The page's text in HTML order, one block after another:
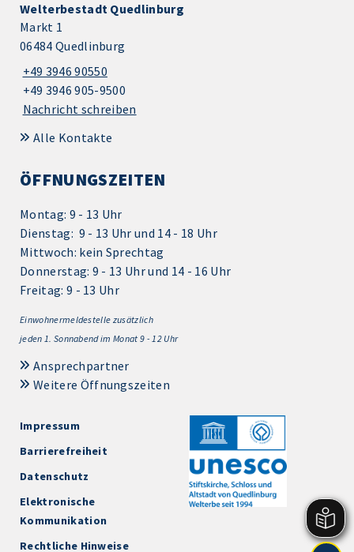
Welterbestadt Quedlinburg
Markt 1
06484 Quedlinburg
+49 3946 90550
+49 3946 905-9500
Nachricht schreiben
Alle Kontakte
ÖFFNUNGSZEITEN
Montag: 9 - 13 Uhr
Dienstag: 9 - 13 Uhr und 14 - 18 Uhr
Mittwoch: kein Sprechtag
Donnerstag: 9 - 13 Uhr und 14 - 16 Uhr
Freitag: 9 - 13 Uhr
Einwohnermeldestelle zusätzlich
jeden 1. Sonnabend im Monat 9 - 12 Uhr
Ansprechpartner
Weitere Öffnungszeiten
Impressum
Barrierefreiheit
Datenschutz
Elektronische
Kommunikation
Rechtliche Hinweise